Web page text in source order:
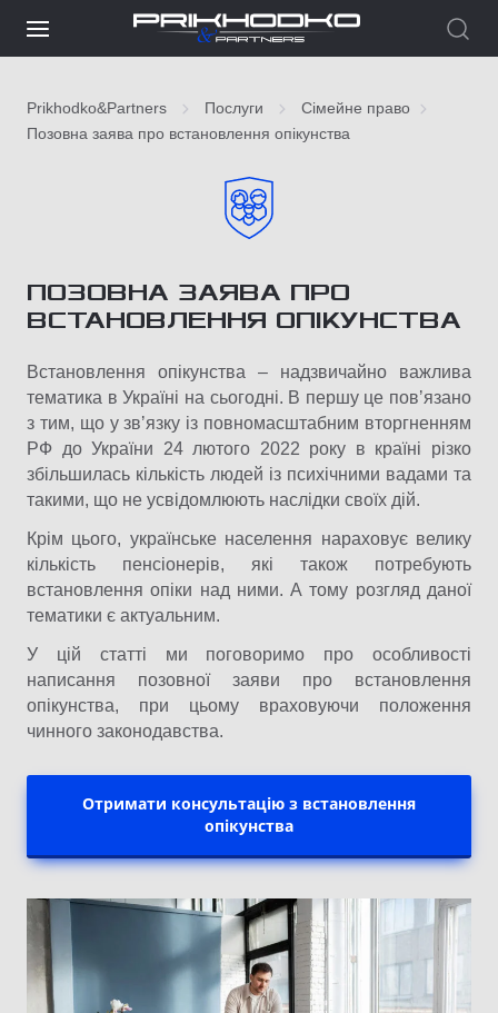
Prikhodko&Partners Послуги
Сімейне право
Позовна заява про встановлення опікунства
ПОЗОВНА ЗАЯВА ПРО
ВСТАНОВЛЕННЯ ОПІКУНСТВА
Встановлення опікунства – надзвичайно важлива
тематика в Україні на сьогодні. В першу це повʼязано
з тим, що у звʼязку із повномасштабним вторгненням
РФ до України 24 лютого 2022 року в країні різко
збільшилась кількість людей із психічними вадами та
такими, що не усвідомлюють наслідки своїх дій.
Крім цього, українське населення нараховує велику
кількість пенсіонерів, які також потребують
встановлення опіки над ними. А тому розгляд даної
тематики є актуальним.
У цій статті ми поговоримо про особливості
написання позовної заяви про встановлення
опікунства, при цьому враховуючи положення
чинного законодавства.
Отримати консультацію з встановлення
опікунства